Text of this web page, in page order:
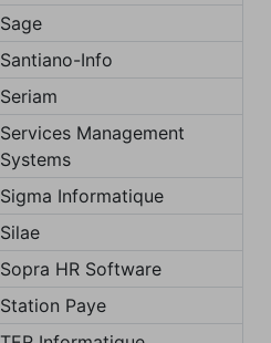
Sage
Santiano-Info
Seriam
Services Management
Systems
Sigma Informatique
Silae
Sopra HR Software
Station Paye